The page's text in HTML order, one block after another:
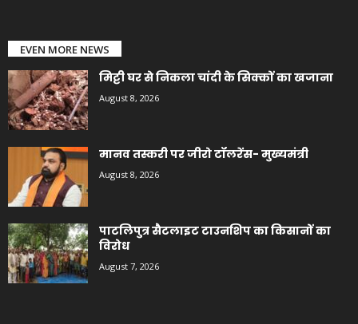
EVEN MORE NEWS
मिट्टी घर से निकला चांदी के सिक्कों का खजाना
August 8, 2026
मानव तस्करी पर जीरो टॉलरेंस- मुख्यमंत्री
August 8, 2026
पाटलिपुत्र सैटलाइट टाउनशिप का किसानों का
विरोध
August 7, 2026